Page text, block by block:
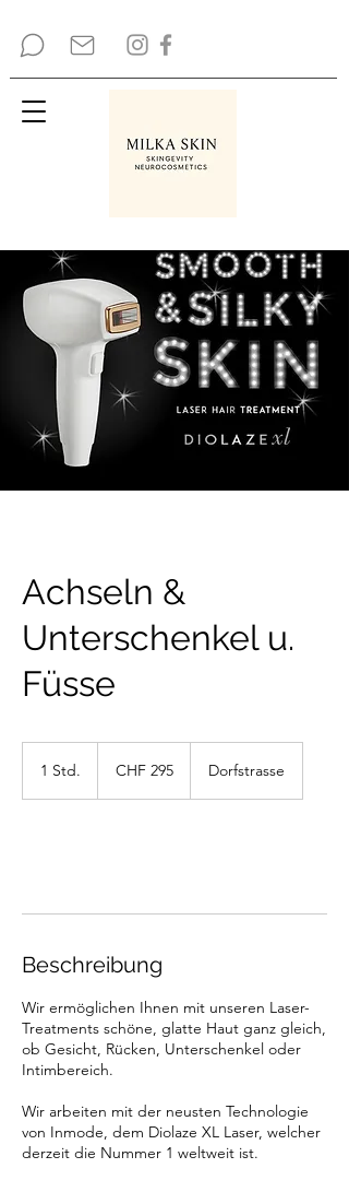
Achseln &
Unterschenkel u.
Füsse
1 Std.
Franken
CHF 295 Dorfstrasse
Beschreibung
Wir ermöglichen Ihnen mit unseren Laser-
Treatments schöne, glatte Haut ganz gleich,
ob Gesicht, Rücken, Unterschenkel oder
Intimbereich.
Wir arbeiten mit der neusten Technologie
von Inmode, dem Diolaze XL Laser, welcher
derzeit die Nummer 1 weltweit ist.